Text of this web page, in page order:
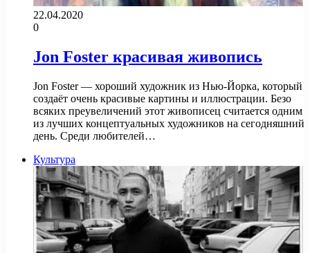
22.04.2020
0
Jon Foster красивая живопись
Jon Foster — хороший художник из Нью-Йорка, который
создаёт очень красивые картины и иллюстрации. Безо
всяких преувеличений этот живописец считается одним
из лучших концептуальных художников на сегодняшний
день. Среди любителей…
Культура